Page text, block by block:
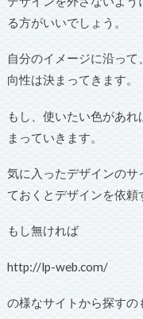
る方がいいでしょう。
自分のイメージに沿っ
向性は決まってきます。
もし、使いたい色があ
まっていきます。
気に入ったデザインの
ておくとデザインを依頼
もし無ければ
http://lp-web.com/
の様なサイトから探すの